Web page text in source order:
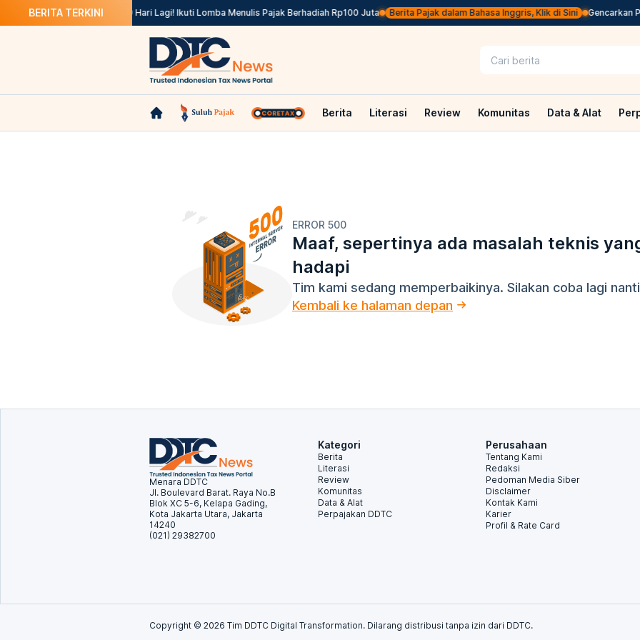
BERITA TERKINI
Jadi US$145,3 M Tinggal 9 Hari Lagi! Ikuti Lomba Menulis Pajak Berhadiah Rp100 Juta Berita Pajak dalam Bahasa Inggris, Klik di Sini Gencarkan
Berita Literasi Review Komunitas Data & Alat
ERROR 500
Maaf, sepertinya ada masalah teknis
hadapi
Tim kami sedang memperbaikinya. Silakan coba lagi
Kembali ke halaman depan
Menara DDTC
Jl. Boulevard Barat. Raya No.B
Blok XC 5-6, Kelapa Gading,
Kota Jakarta Utara, Jakarta
14240
(021) 29382700
Kategori
Berita
Literasi
Review
Komunitas
Data & Alat
Perpajakan DDTC
Perusahaan
Tentang Kami
Redaksi
Pedoman Media Siber
Disclaimer
Kontak Kami
Karier
Profil & Rate Card
Copyright © 2026 Tim DDTC Digital Transformation. Dilarang distribusi tanpa izin dari DDTC.